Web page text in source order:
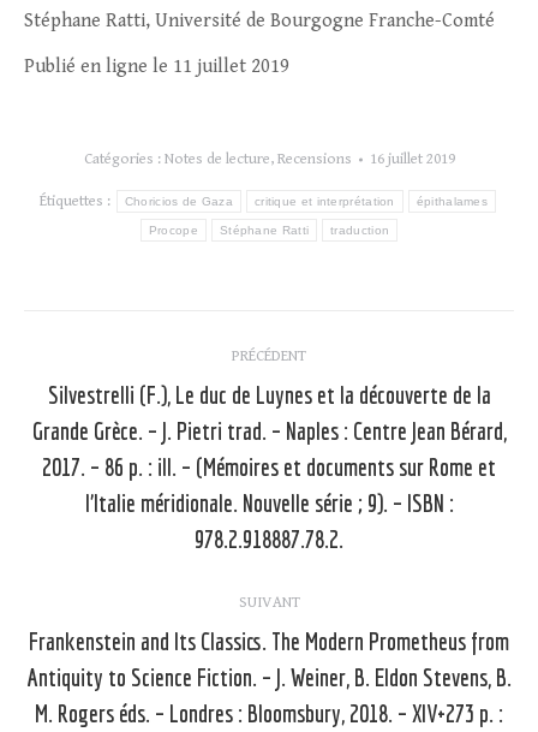
Stéphane Ratti, Université de Bourgogne Franche-Comté
Publié en ligne le 11 juillet 2019
Catégories : Notes de lecture, Recensions 16 juillet 2019
Étiquettes : Choricios de Gaza critique et interprétation épithalames
Procope Stéphane Ratti traduction
article
PRÉCÉDENT
Article
précédent
:
Silvestrelli (F.), Le duc de Luynes et la découverte de la
Grande Grèce. – J. Pietri trad. – Naples : Centre Jean Bérard,
2017. – 86 p. : ill. – (Mémoires et documents sur Rome et
l’Italie méridionale. Nouvelle série ; 9). – ISBN :
978.2.918887.78.2.
SUIVANT
Article
Frankenstein and Its Classics. The Modern Prometheus from
Antiquity to Science Fiction. – J. Weiner, B. Eldon Stevens, B.
M. Rogers éds. – Londres : Bloomsbury, 2018. – XIV+273 p. :